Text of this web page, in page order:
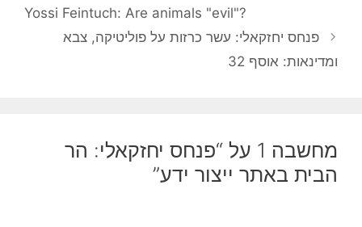
Yossi Feintuch: Are animals "evil"?
פנחס יחזקאלי: עשר כרזות על פוליטיקה, צבא
ומדינאות: אוסף 32
מחשבה 1 על “פנחס יחזקאלי: הר
הבית באתר ייצור ידע”